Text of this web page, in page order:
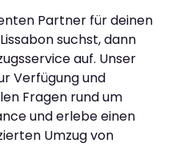
Partner für deinen
suchst, dann
auf. Unser
Verfügung und
Fragen rund um
und erlebe einen
Umzug von